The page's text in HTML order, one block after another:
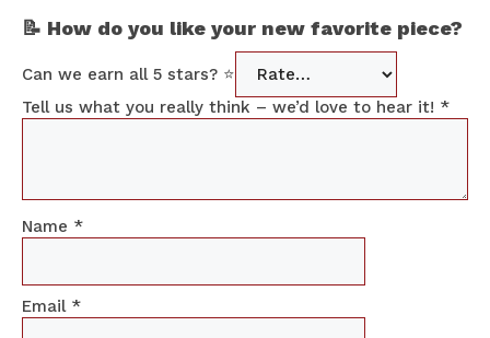
📝 How do you like your new favorite piece?
Can we earn all 5 stars? ⭐
Tell us what you really think – we’d love to hear it! *
Name *
Email *